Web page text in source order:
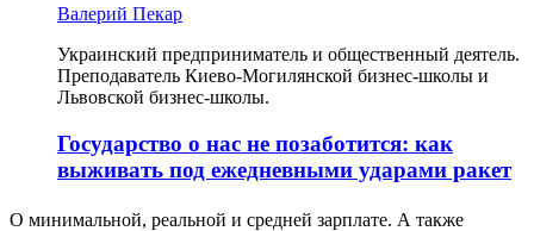
Валерий Пекар
Украинский предприниматель и общественный деятель.
Преподаватель Киево-Могилянской бизнес-школы и
Львовской бизнес-школы.
Государство о нас не позаботится: как
выживать под ежедневными ударами ракет
О минимальной, реальной и средней зарплате. А также